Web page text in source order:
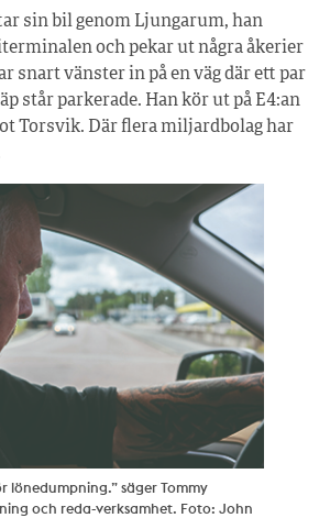
sin bil genom Ljungarum, han
och pekar ut några åkerier
snart vänster in på en väg där ett par
står parkerade. Han kör ut på E4:an
Torsvik. Där flera miljardbolag har
lönedumpning.” säger Tommy
och reda-verksamhet. Foto: John